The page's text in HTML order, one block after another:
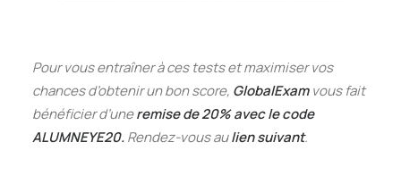
Pour vous entraîner à ces tests et maximiser vos
chances d’obtenir un bon score, GlobalExamvous fait
bénéficier d’uneremise de 20% avec le code
ALUMNEYE20.Rendez-vous aulien suivant.